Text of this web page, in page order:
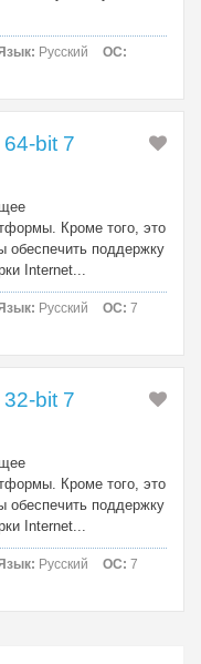
Русский
ОС:
bit 7
Кроме того, это
обеспечить поддержку
Internet...
Русский ОС: 7
bit 7
Кроме того, это
обеспечить поддержку
Internet...
Русский ОС: 7